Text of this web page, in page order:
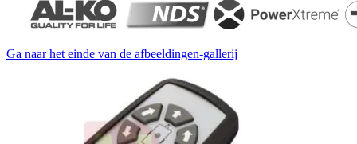
Ga naar het einde van de afbeeldingen-gallerij